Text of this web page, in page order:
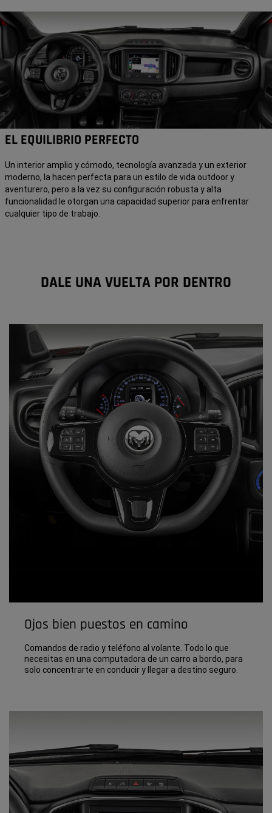
EL EQUILIBRIO PERFECTO
Un interior amplio y cómodo, tecnología avanzada y un exterior
moderno, la hacen perfecta para un estilo de vida outdoor y
aventurero, pero a la vez su configuración robusta y alta
funcionalidad le otorgan una capacidad superior para enfrentar
cualquier tipo de trabajo.
DALE UNA VUELTA POR DENTRO
Ojos bien puestos en camino
Comandos de radio y teléfono al volante. Todo lo que
necesitas en una computadora de un carro a bordo, para
solo concentrarte en conducir y llegar a destino seguro.